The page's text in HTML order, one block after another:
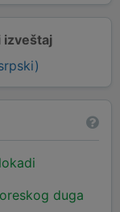
izveštaj
duga